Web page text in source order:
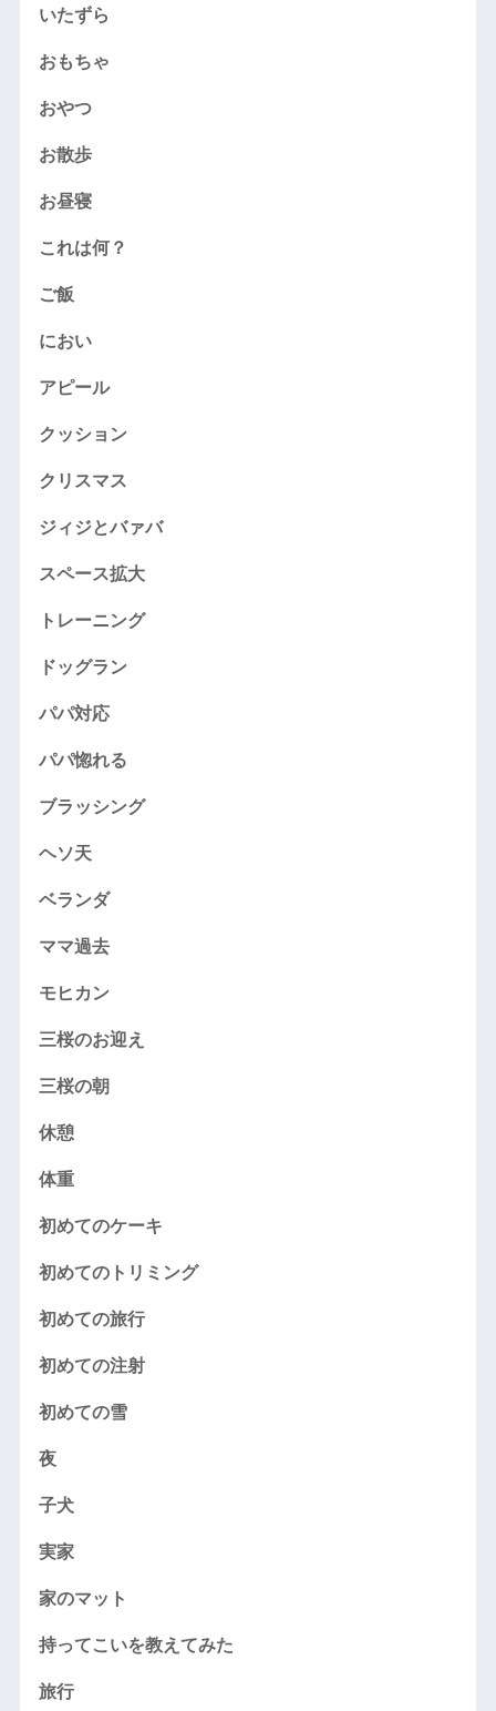
いたずら
おもちゃ
おやつ
お散歩
お昼寝
これは何？
ご飯
におい
アピール
クッション
クリスマス
ジィジとバァバ
スペース拡大
トレーニング
ドッグラン
パパ対応
パパ惚れる
ブラッシング
ヘソ天
ベランダ
ママ過去
モヒカン
三桜のお迎え
三桜の朝
休憩
体重
初めてのケーキ
初めてのトリミング
初めての旅行
初めての注射
初めての雪
夜
子犬
実家
家のマット
持ってこいを教えてみた
旅行